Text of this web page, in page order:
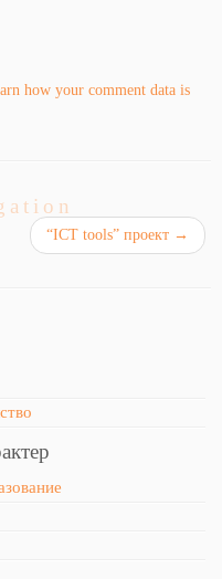
how your comment data is
“ICT tools” проект →